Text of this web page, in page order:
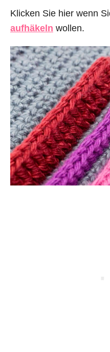
Klicken Sie hier wenn
aufhäkeln wollen.